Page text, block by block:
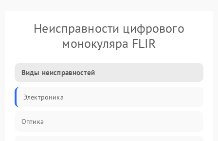
Неисправности цифрового
монокуляра FLIR
Виды неисправностей
Электроника
Оптика